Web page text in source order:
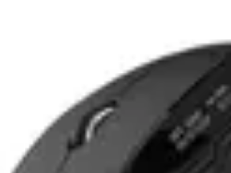
Progetti
Fai Da Te Italia